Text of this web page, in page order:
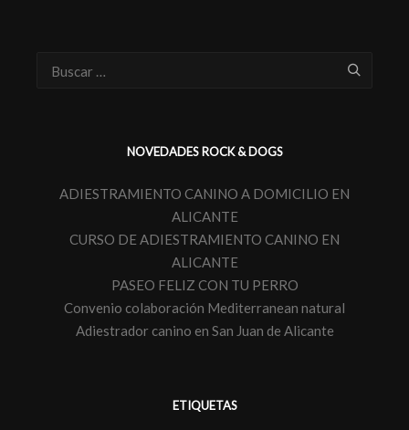
NOVEDADES ROCK & DOGS
ADIESTRAMIENTO CANINO A DOMICILIO EN
ALICANTE
CURSO DE ADIESTRAMIENTO CANINO EN
ALICANTE
PASEO FELIZ CON TU PERRO
Convenio colaboración Mediterranean natural
Adiestrador canino en San Juan de Alicante
ETIQUETAS